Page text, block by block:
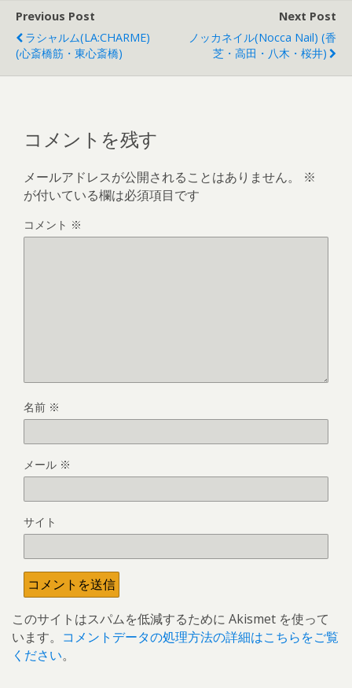
Previous Post
ラシャルム(LA:CHARME)
(心斎橋筋・東心斎橋)
Next Post
ノッカネイル(nocca Nail) (香
芝・高田・八木・桜井)
コメントを残す
メールアドレスが公開されることはありません。
※
が付いている欄は必須項目です
コメント ※
名前 ※
メール ※
サイト
このサイトはスパムを低減するために Akismet を使って
います。 コメントデータの処理方法の詳細はこちらをご覧
ください。